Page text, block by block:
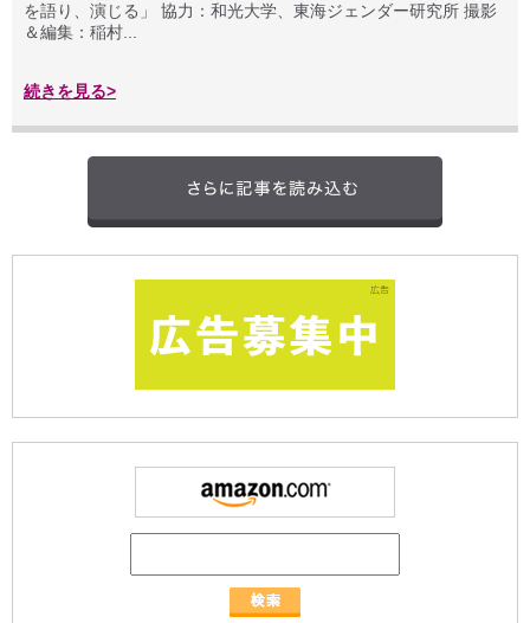
を語り、演じる」 協力：和光大学、東海ジェンダー研究所 撮影
＆編集：稲村...
続きを見る>